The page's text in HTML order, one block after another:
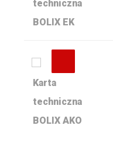
techniczna
BOLIX EK
Karta
techniczna
BOLIX AKO